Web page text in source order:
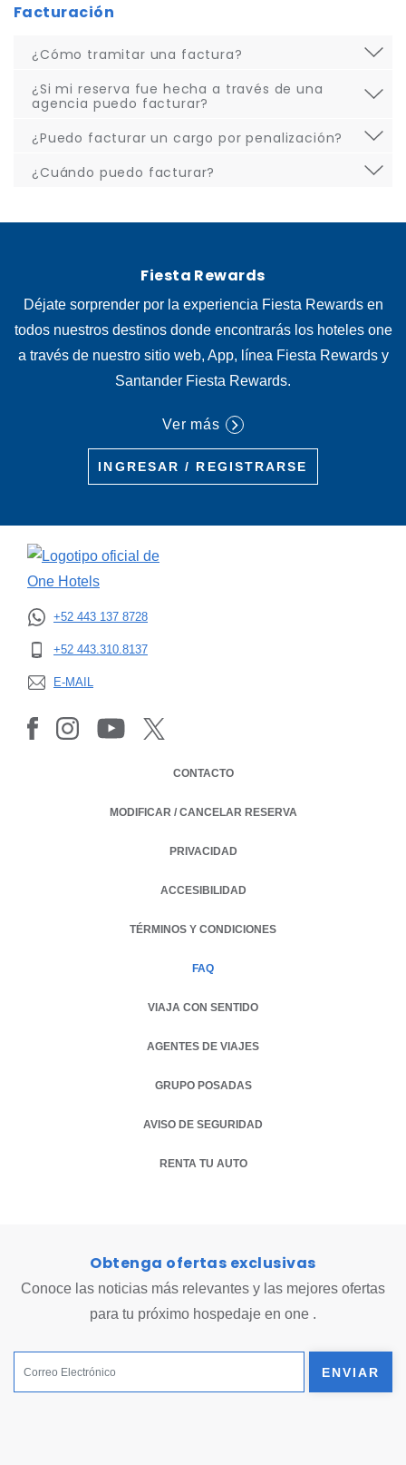
Facturación
¿Cómo tramitar una factura?
¿Si mi reserva fue hecha a través de una
agencia puedo facturar?
¿Puedo facturar un cargo por penalización?
¿Cuándo puedo facturar?
Fiesta Rewards
Déjate sorprender por la experiencia Fiesta Rewards en
todos nuestros destinos donde encontrarás los hoteles one
a través de nuestro sitio web, App, línea Fiesta Rewards y
Santander Fiesta Rewards.
Ver más
INGRESAR / REGISTRARSE
+52 443 137 8728
OPENS IN A NEW TAB.
+52 443.310.8137
OPENS IN A NEW TAB.
E-MAIL
OPENS IN A NEW TAB.
CONTACTO
MODIFICAR / CANCELAR RESERVA
PRIVACIDAD
OPENS IN A NEW TAB.
ACCESIBILIDAD
TÉRMINOS Y CONDICIONES
FAQ
VIAJA CON SENTIDO
AGENTES DE VIAJES
GRUPO POSADAS
AVISO DE SEGURIDAD
RENTA TU AUTO
OPENS IN A NEW TAB.
Obtenga ofertas exclusivas
Conoce las noticias más relevantes y las mejores ofertas
para tu próximo hospedaje en one .
ENVIAR